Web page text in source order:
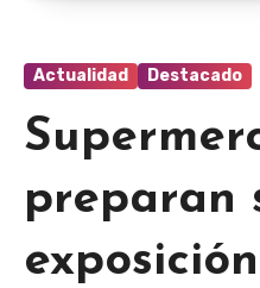
Actualidad Destacado
preparan